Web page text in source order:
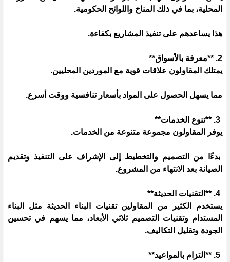
المحلية، بما في ذلك المناخ واللوائح الحكومية.
هذا يساعدهم على تنفيذ المشاريع بكفاءة.
2. **معرفة بالأسواق**
يمتلك المقاولون علاقات قوية مع الموردين المحليين.
مما يسهل الحصول على المواد بأسعار تنافسية ووقت أسرع.
يوفر المقاولون مجموعة متنوعة من الخدمات.
بدءًا من التصميم والتخطيط إلى الإشراف على التنفيذ وتقديم
الصيانة بعد الانتهاء من المشروع.
يستخدم الكثير من المقاولين تقنيات البناء الحديثة مثل البناء
المستدام وتقنيات التصميم ثلاثي الأبعاد، مما يسهم في تحسين
الجودة وتقليل التكاليف.